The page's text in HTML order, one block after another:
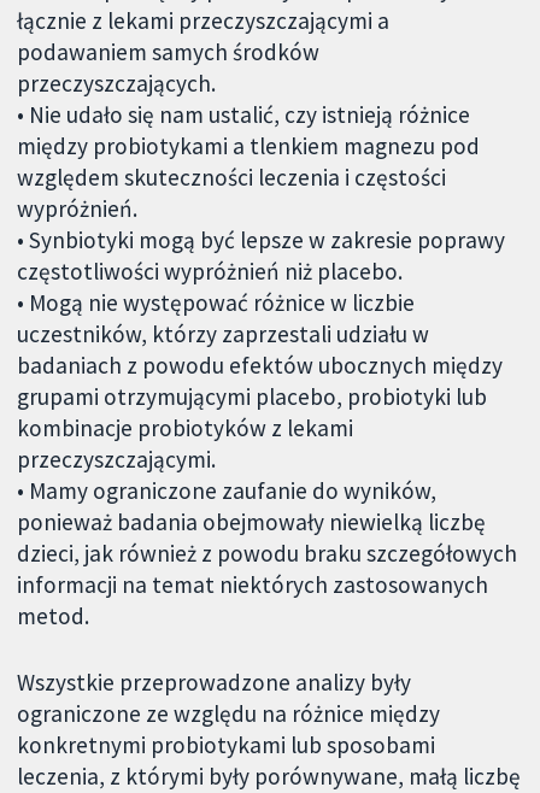
łącznie z lekami przeczyszczającymi a
podawaniem samych środków
przeczyszczających.
• Nie udało się nam ustalić, czy istnieją różnice
między probiotykami a tlenkiem magnezu pod
względem skuteczności leczenia i częstości
wypróżnień.
• Synbiotyki mogą być lepsze w zakresie poprawy
częstotliwości wypróżnień niż placebo.
• Mogą nie występować różnice w liczbie
uczestników, którzy zaprzestali udziału w
badaniach z powodu efektów ubocznych między
grupami otrzymującymi placebo, probiotyki lub
kombinacje probiotyków z lekami
przeczyszczającymi.
• Mamy ograniczone zaufanie do wyników,
ponieważ badania obejmowały niewielką liczbę
dzieci, jak również z powodu braku szczegółowych
informacji na temat niektórych zastosowanych
metod.
Wszystkie przeprowadzone analizy były
ograniczone ze względu na różnice między
konkretnymi probiotykami lub sposobami
leczenia, z którymi były porównywane, małą liczbę